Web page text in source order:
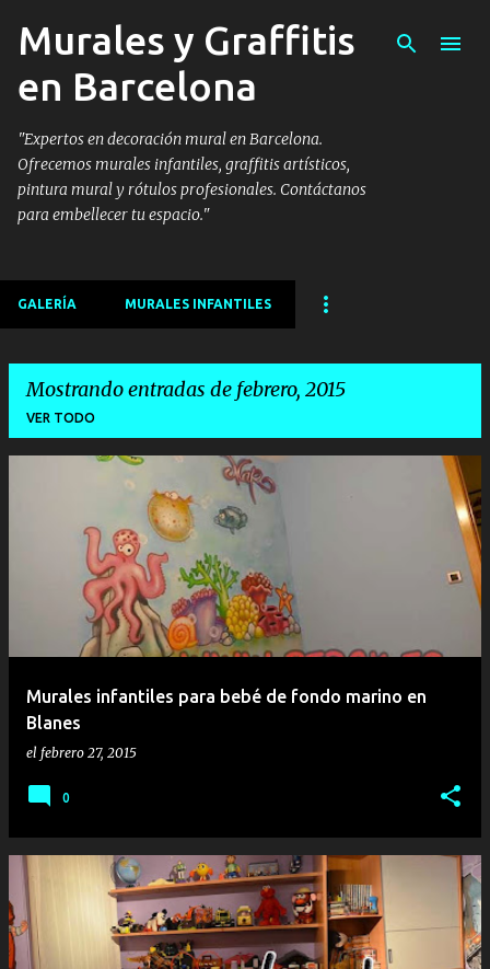
Ir al contenido principal
Murales y Graffitis
en Barcelona
"Expertos en decoración mural en Barcelona.
Ofrecemos murales infantiles, graffitis artísticos,
pintura mural y rótulos profesionales. Contáctanos
para embellecer tu espacio."
GALERÍA MURALES INFANTILES
Mostrando entradas de febrero, 2015
VER TODO
Murales infantiles para bebé de fondo marino en
Blanes
el febrero 27, 2015
0